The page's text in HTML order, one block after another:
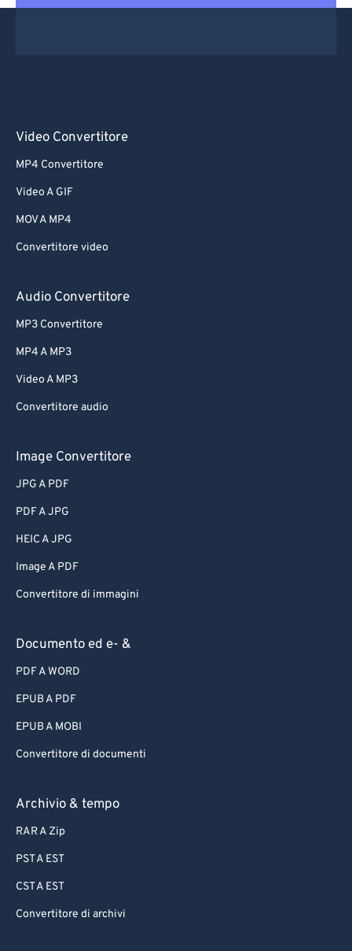
Video Convertitore
MP4 Convertitore
Video A GIF
MOV A MP4
Convertitore video
Audio Convertitore
MP3 Convertitore
MP4 A MP3
Video A MP3
Convertitore audio
Image Convertitore
JPG A PDF
PDF A JPG
HEIC A JPG
Image A PDF
Convertitore di immagini
Documento ed e- &
PDF A WORD
EPUB A PDF
EPUB A MOBI
Convertitore di documenti
Archivio & tempo
RAR A Zip
PST A EST
CST A EST
Convertitore di archivi